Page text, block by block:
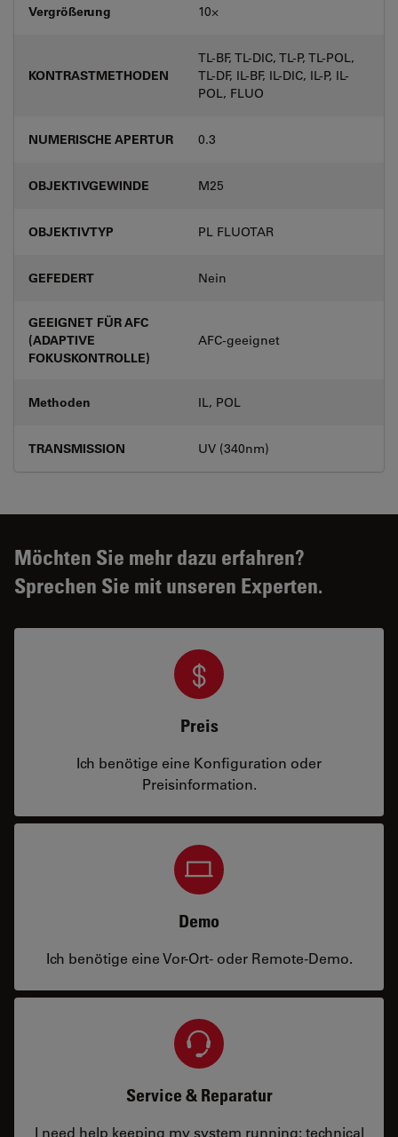
Vergrößerung 10⨉
KONTRASTMETHODEN
TL-BF, TL-DIC, TL-P, TL-POL,
TL-DF, IL-BF, IL-DIC, IL-P, IL-
POL, FLUO
NUMERISCHE APERTUR 0.3
OBJEKTIVGEWINDE M25
OBJEKTIVTYP PL FLUOTAR
GEFEDERT Nein
GEEIGNET FÜR AFC
(ADAPTIVE
FOKUSKONTROLLE)
AFC-geeignet
Methoden IL, POL
TRANSMISSION UV (340nm)
Möchten Sie mehr dazu erfahren?
Sprechen Sie mit unseren Experten.
Preis
Ich benötige eine Konfiguration oder
Preisinformation.
Demo
Ich benötige eine Vor-Ort- oder Remote-Demo.
Service & Reparatur
I need help keeping my system running: technical